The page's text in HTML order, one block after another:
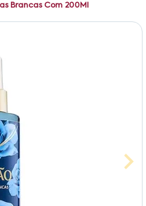
Brancas Com 200Ml